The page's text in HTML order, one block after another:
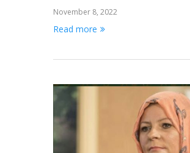
November 8, 2022
Read more